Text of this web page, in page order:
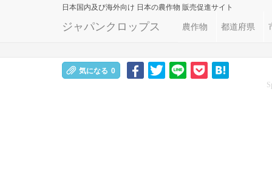
日本国内及び海外向け 日本の農作物 販売促進サイト
ジャパンクロップス 農作物 都道府県
気になる 0